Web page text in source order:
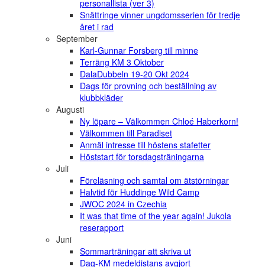
personallista (ver 3)
Snättringe vinner ungdomsserien för tredje
året i rad
September
Karl-Gunnar Forsberg till minne
Terräng KM 3 Oktober
DalaDubbeln 19-20 Okt 2024
Dags för provning och beställning av
klubbkläder
Augusti
Ny löpare – Välkommen Chloé Haberkorn!
Välkommen till Paradiset
Anmäl intresse till höstens stafetter
Höststart för torsdagsträningarna
Juli
Föreläsning och samtal om ätstörningar
Halvtid för Huddinge Wild Camp
JWOC 2024 in Czechia
It was that time of the year again! Jukola
reserapport
Juni
Sommarträningar att skriva ut
Dag-KM medeldistans avgjort